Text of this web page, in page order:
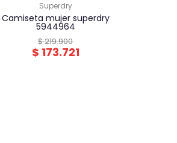
superdry
camiseta mujer superdry
5944964
$219.900
$ 173.721